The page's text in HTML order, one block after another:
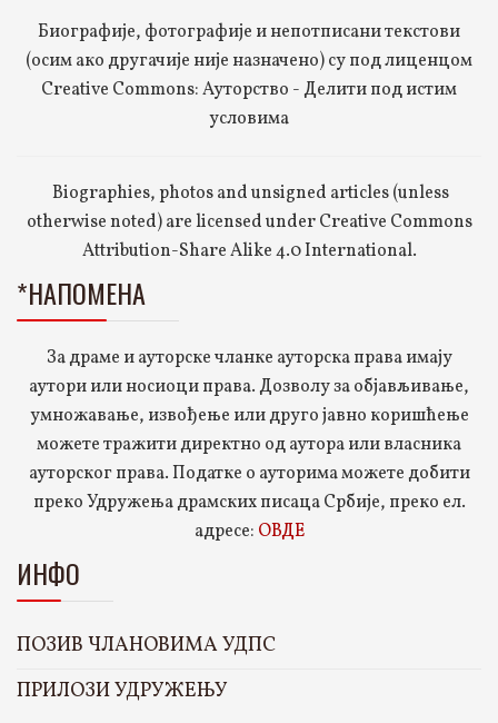
Биографије, фотографије и непотписани текстови
(осим ако другачије није назначено) су под лиценцом
Creative Commons: Ауторство - Делити под истим
условима
Biographies, photos and unsigned articles (unless
otherwise noted) are licensed under Creative Commons
Attribution-Share Alike 4.0 International.
*НАПОМЕНА
За драме и ауторске чланке ауторска права имају
аутори или носиоци права. Дозволу за објављивање,
умножавање, извођење или друго јавно коришћење
можете тражити директно од аутора или власника
ауторског права. Податке о ауторима можете добити
преко Удружења драмских писаца Србије, преко ел.
адресе: ОВДЕ
ИНФО
ПОЗИВ ЧЛАНОВИМА УДПС
ПРИЛОЗИ УДРУЖЕЊУ